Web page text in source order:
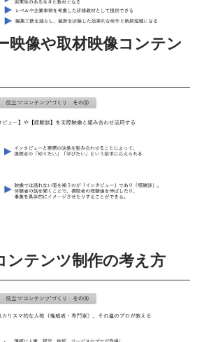
映像や取材映像コンテン
ンテンツ制作の考え方